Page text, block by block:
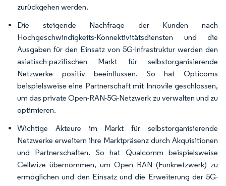
zurückgehen werden.
Die steigende Nachfrage der Kunden nach
Hochgeschwindigkeits-Konnektivitätsdiensten und die
Ausgaben für den Einsatz von 5G-Infrastruktur werden den
asiatisch-pazifischen Markt für selbstorganisierende
Netzwerke positiv beeinflussen. So hat Opticoms
beispielsweise eine Partnerschaft mit Innovile geschlossen,
um das private Open-RAN-5G-Netzwerk zu verwalten und zu
optimieren.
Wichtige Akteure im Markt für selbstorganisierende
Netzwerke erweitern ihre Marktpräsenz durch Akquisitionen
und Partnerschaften. So hat Qualcomm beispielsweise
Cellwize übernommen, um Open RAN (Funknetzwerk) zu
ermöglichen und den Einsatz und die Erweiterung der 5G-